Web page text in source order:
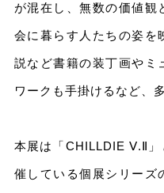
が混在し、無数の価値観
会に暮らす⼈たちの姿を
説など書籍の装丁画やミ
ワークも⼿掛けるなど、
本展は「CHILLDIE Ⅴ.Ⅱ」
催している個展シリーズ